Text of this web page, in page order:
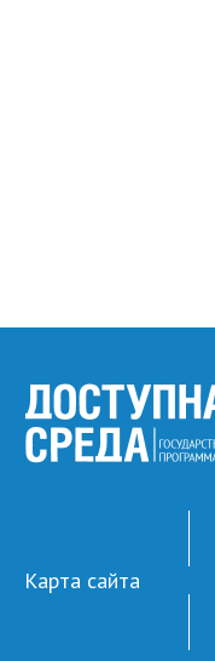
Карта сайта